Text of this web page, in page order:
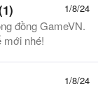
1/8/24
đồng GameVN.
mới nhé!
1/8/24